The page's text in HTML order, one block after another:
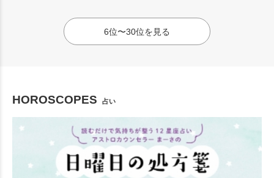
6位〜30位を見る
HOROSCOPES 占い